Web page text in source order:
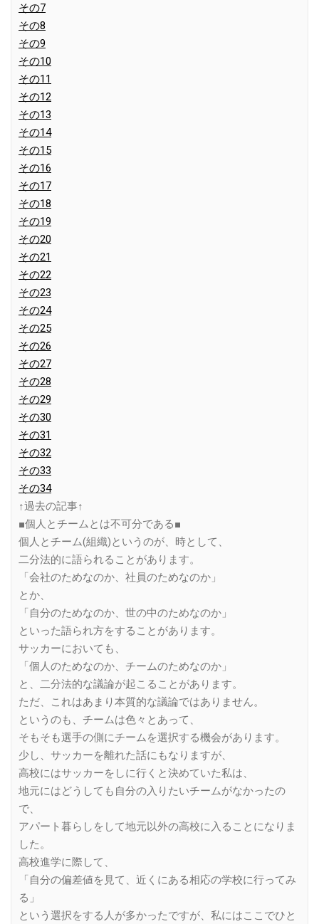
その7
その8
その9
その10
その11
その12
その13
その14
その15
その16
その17
その18
その19
その20
その21
その22
その23
その24
その25
その26
その27
その28
その29
その30
その31
その32
その33
その34
↑過去の記事↑
■個人とチームとは不可分である■
個人とチーム(組織)というのが、時として、
二分法的に語られることがあります。
「会社のためなのか、社員のためなのか」
とか、
「自分のためなのか、世の中のためなのか」
といった語られ方をすることがあります。
サッカーにおいても、
「個人のためなのか、チームのためなのか」
と、二分法的な議論が起こることがあります。
ただ、これはあまり本質的な議論ではありません。
というのも、チームは色々とあって、
そもそも選手の側にチームを選択する機会があります。
少し、サッカーを離れた話にもなりますが、
高校にはサッカーをしに行くと決めていた私は、
地元にはどうしても自分の入りたいチームがなかったの
で、
アパート暮らしをして地元以外の高校に入ることになりま
した。
高校進学に際して、
「自分の偏差値を見て、近くにある相応の学校に行ってみ
る」
という選択をする人が多かったですが、私にはここでひと